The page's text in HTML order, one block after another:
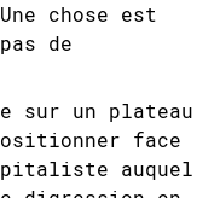
chose est
de
sur un plateau
face
auquel